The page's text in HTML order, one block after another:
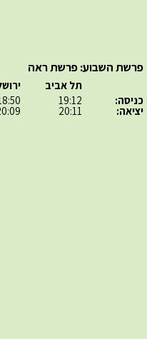
פרשת השבוע: פרשת ראה
כניסה:
יציאה:
תל אביב
19:12
20:11